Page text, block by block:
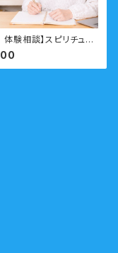
験相談】スピリチュア
ジネス向け